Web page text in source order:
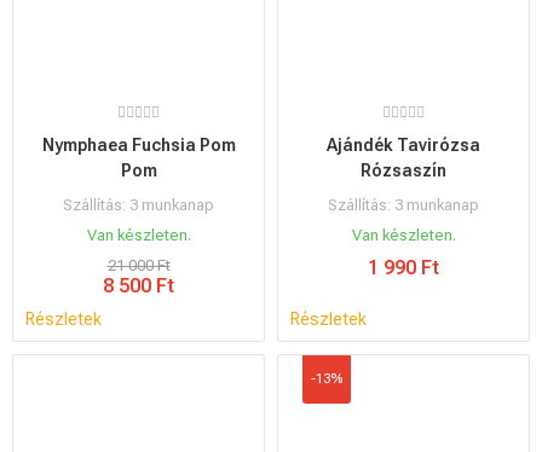
Nymphaea Fuchsia Pom
Pom
Szállítás: 3 munkanap
Van készleten.
21 000 Ft
8 500 Ft
Részletek
Ajándék Tavirózsa
Rózsaszín
Szállítás: 3 munkanap
Van készleten.
1 990 Ft
Részletek
-13%